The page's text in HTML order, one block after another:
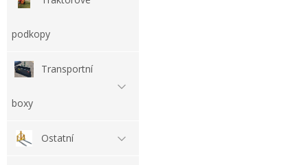
podkopy
Transportní
boxy
Ostatní